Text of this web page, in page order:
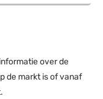
over de
de markt is of vanaf